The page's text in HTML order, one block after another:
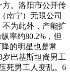
。洛阳市公开传
南宁）无限公司
为此外，产能扩
率约80.2%，但
的明星也是常
巴基斯坦裔男工
死男工人变乱。6